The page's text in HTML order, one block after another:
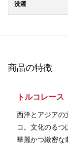
洗濯
商品の特徴
トルコレース
西洋とアジアの
コ。文化のるつ
華麗かつ緻密な